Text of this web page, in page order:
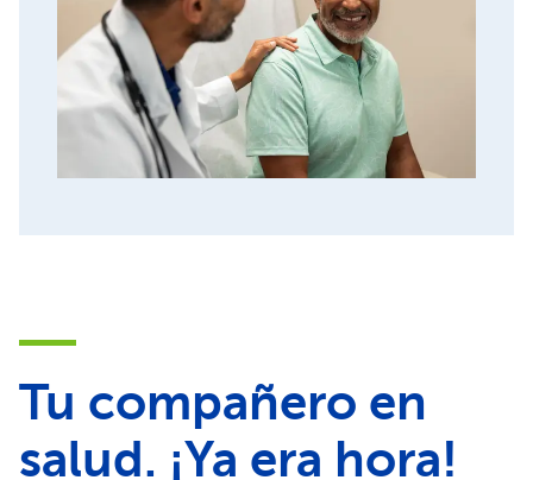
Tu compañero en
salud. ¡Ya era hora!